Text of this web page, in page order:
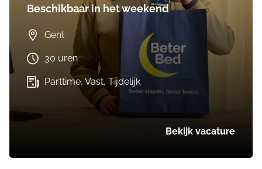
Beschikbaar in het weekend
Gent
30 uren
Parttime, Vast, Tijdelijk
Bekijk vacature